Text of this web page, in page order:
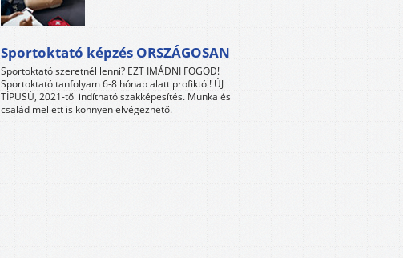
Sportoktató képzés ORSZÁGOSAN
Sportoktató szeretnél lenni? EZT IMÁDNI FOGOD!
Sportoktató tanfolyam 6-8 hónap alatt profiktól! ÚJ
TÍPUSÚ, 2021-től indítható szakképesítés. Munka és
család mellett is könnyen elvégezhető.